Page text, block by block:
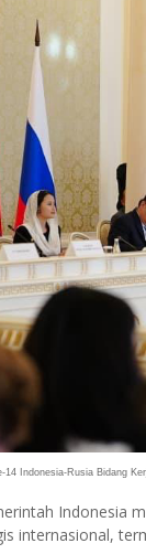
14 Indonesia-Rusia Bidang
Indonesia
internasional,